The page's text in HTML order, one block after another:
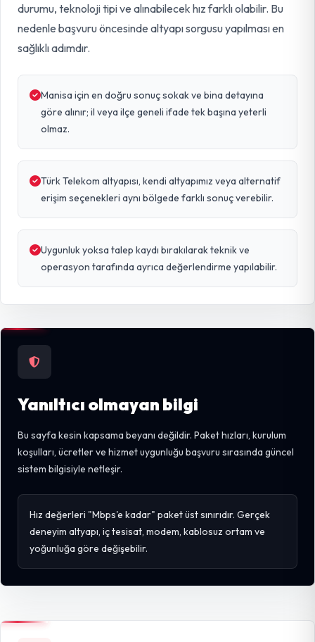
durumu, teknoloji tipi ve alınabilecek hız farklı olabilir. Bu
nedenle başvuru öncesinde altyapı sorgusu yapılması en
sağlıklı adımdır.
Manisa için en doğru sonuç sokak ve bina detayına
göre alınır; il veya ilçe geneli ifade tek başına yeterli
olmaz.
Türk Telekom altyapısı, kendi altyapımız veya alternatif
erişim seçenekleri aynı bölgede farklı sonuç verebilir.
Uygunluk yoksa talep kaydı bırakılarak teknik ve
operasyon tarafında ayrıca değerlendirme yapılabilir.
Yanıltıcı olmayan bilgi
Bu sayfa kesin kapsama beyanı değildir. Paket hızları, kurulum
koşulları, ücretler ve hizmet uygunluğu başvuru sırasında güncel
sistem bilgisiyle netleşir.
Hız değerleri "Mbps'e kadar" paket üst sınırıdır. Gerçek
deneyim altyapı, iç tesisat, modem, kablosuz ortam ve
yoğunluğa göre değişebilir.